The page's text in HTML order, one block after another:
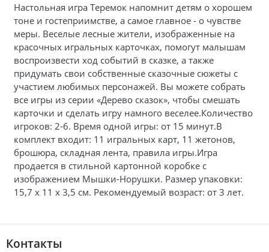
Настольная игра Теремок напомнит детям о хорошем
тоне и гостеприимстве, а самое главное - о чувстве
меры. Веселые лесные жители, изображенные на
красочных игральных карточках, помогут малышам
воспроизвести ход событий в сказке, а также
придумать свои собственные сказочные сюжеты с
участием любимых персонажей. Вы можете собрать
все игры из серии «Дерево сказок», чтобы смешать
карточки и сделать игру намного веселее.Количество
игроков: 2-6. Время одной игры: от 15 минут.В
комплект входит: 11 игральных карт, 11 жетонов,
брошюра, складная лента, правила игры.Игра
продается в стильной картонной коробке с
изображением Мышки-Норушки. Размер упаковки:
15,7 х 11 х 3,5 см. Рекомендуемый возраст: от 3 лет.
Контакты